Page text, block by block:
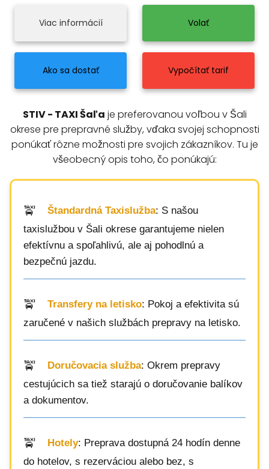
Viac informácií Volať
Ako sa dostať Vypočítať tarif
STIV - TAXI Šaľa je preferovanou voľbou v Šali
okrese pre prepravné služby, vďaka svojej schopnosti
ponúkať rôzne možnosti pre svojich zákazníkov. Tu je
všeobecný opis toho, čo ponúkajú:
Štandardná Taxislužba: S našou
taxislužbou v Šali okrese garantujeme nielen
efektívnu a spoľahlivú, ale aj pohodlnú a
bezpečnú jazdu.
Transfery na letisko: Pokoj a efektivita sú
zaručené v našich službách prepravy na letisko.
Doručovacia služba: Okrem prepravy
cestujúcich sa tiež starajú o doručovanie balíkov
a dokumentov.
Hotely: Preprava dostupná 24 hodín denne
do hotelov, s rezerváciou alebo bez, s